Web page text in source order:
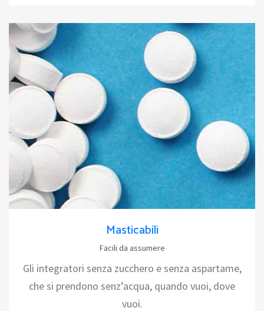
Masticabili
Facili da assumere
Gli integratori senza zucchero e senza aspartame,
che si prendono senz’acqua, quando vuoi, dove
vuoi.